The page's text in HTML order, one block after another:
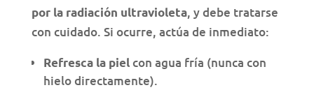
por la radiación ultravioleta, y debe tratarse
con cuidado. Si ocurre, actúa de inmediato:
Refresca la pielcon agua fría (nunca con
hielo directamente).